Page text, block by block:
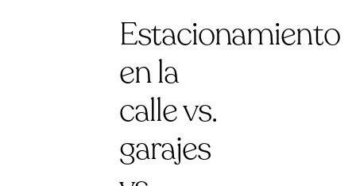
Estacionamiento
en la
calle vs.
garajes